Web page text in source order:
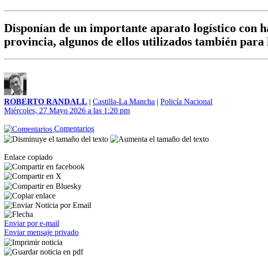
Disponían de un importante aparato logístico con
provincia, algunos de ellos utilizados también para
ROBERTO RANDALL | Castilla-La Mancha | Policía Nacional
Miércoles, 27 Mayo 2026 a las 1:20 pm
Comentarios
Enlace copiado
Enviar por e-mail
Enviar mensaje privado